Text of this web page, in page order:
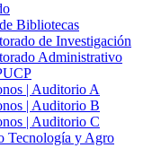
Bibliotecas
de Investigación
Administrativo
| Auditorio A
| Auditorio B
| Auditorio C
Tecnología y Agro